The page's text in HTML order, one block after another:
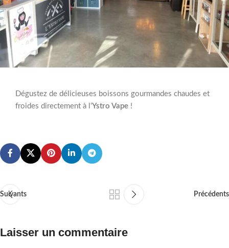
Dégustez de délicieuses boissons gourmandes chaudes et
froides directement à l’Ystro Vape !
Suivants Précédents
Laisser un commentaire